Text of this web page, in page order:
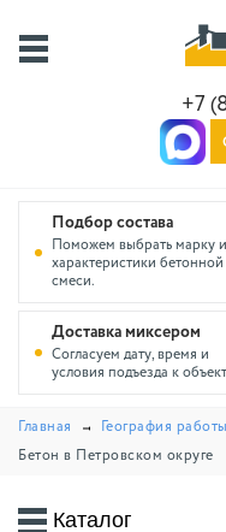
+7
Подбор состава
Поможем выбрать марку и
характеристики бетонной
смеси.
Доставка миксером
Согласуем дату, время и
условия подъезда к
Главная География работы
Бетон в Петровском округе
Каталог